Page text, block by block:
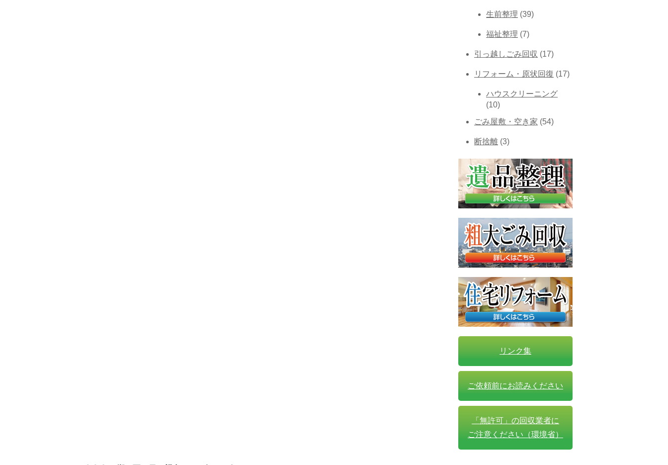
生前整理 (39)
福祉整理 (7)
引っ越しごみ回収 (17)
リフォーム・原状回復 (17)
ハウスクリーニング
(10)
ごみ屋敷・空き家 (54)
断捨離 (3)
リンク集
ご依頼前にお読みください
「無許可」の回収業者に
ご注意ください（環境省）